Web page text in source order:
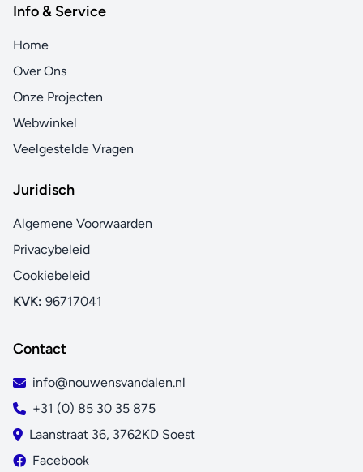
Info & Service
Home
Over Ons
Onze Projecten
Webwinkel
Veelgestelde Vragen
Juridisch
Algemene Voorwaarden
Privacybeleid
Cookiebeleid
KVK: 96717041
Contact
info@nouwensvandalen.nl
+31 (0) 85 30 35 875
Laanstraat 36, 3762KD Soest
Facebook